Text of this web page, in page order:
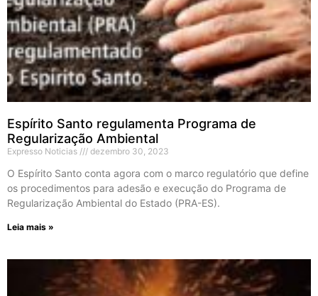
Espírito Santo regulamenta Programa de
Regularização Ambiental
Expresso Noticias dezembro 30, 2023
O Espírito Santo conta agora com o marco regulatório que define
os procedimentos para adesão e execução do Programa de
Regularização Ambiental do Estado (PRA-ES).
Leia mais »